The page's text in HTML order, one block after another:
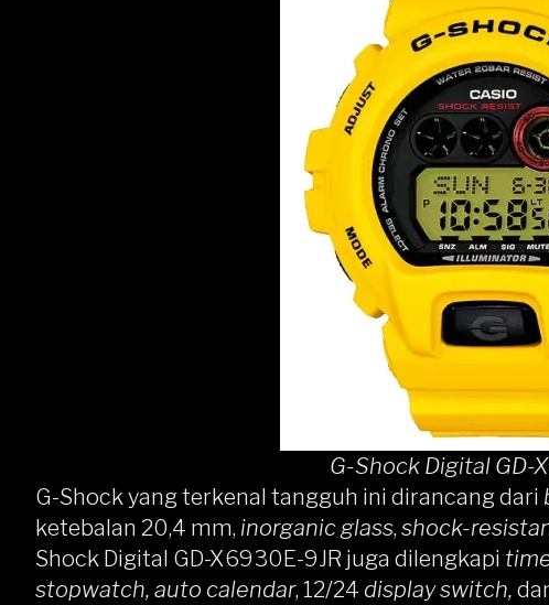
G-Shock Digital GD-
G-Shock yang terkenal tangguh ini dirancang dari
ketebalan 20,4 mm, inorganic glass, shock-
Shock Digital GD-X6930E-9JR juga dilengkapi
stopwatch, auto calendar, 12/24 display switch,